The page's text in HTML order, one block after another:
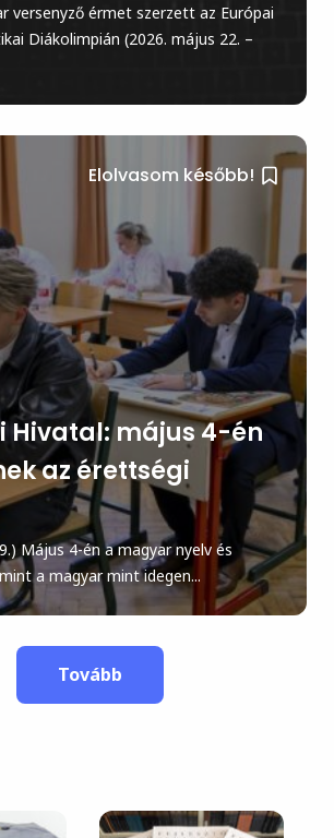
versenyző érmet szerzett az Európai
Diákolimpián (2026. május 22. –
Elolvasom később!
Hivatal: május 4-én
az érettségi
Május 4-én a magyar nyelv és
a magyar mint idegen...
Tovább